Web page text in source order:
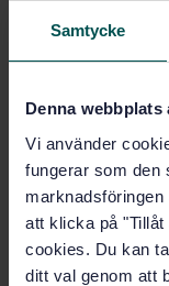
Samtycke
Denna webbplats
Vi använder
fungerar som den
att klicka på
cookies. Du kan
ditt val genom att
Säkerhetsregler
PDF